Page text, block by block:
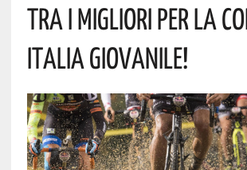
Tra I Migliori Per La
Italia Giovanile!